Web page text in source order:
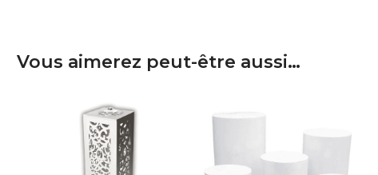
Vous aimerez peut-être aussi…